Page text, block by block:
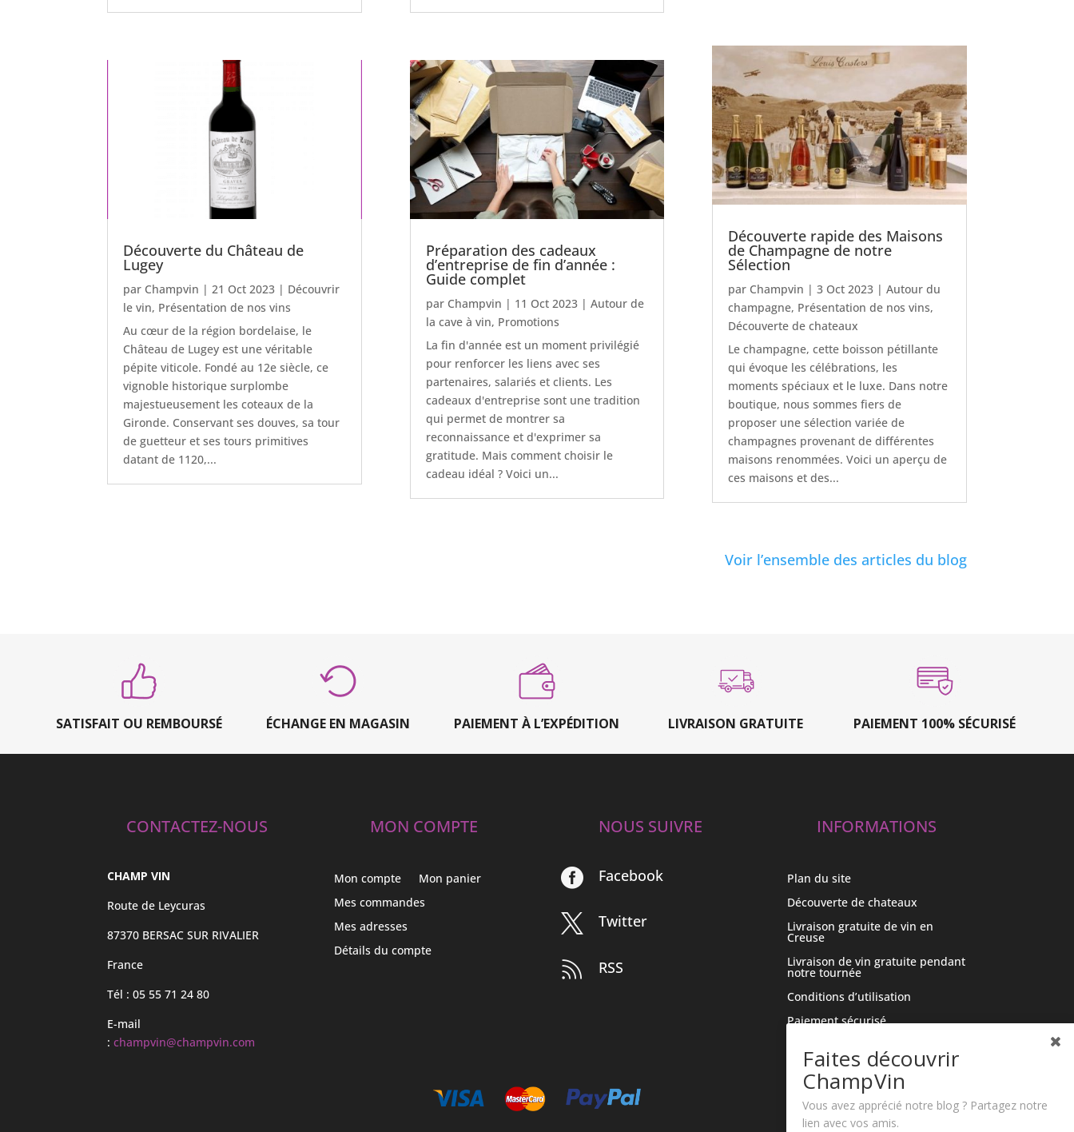
Découverte du Château de
Lugey
par Champvin |21 Oct 2023 | Découvrir
le vin, Présentation de nos vins
Au cœur de la région bordelaise, le
Château de Lugey est une véritable
pépite viticole. Fondé au 12e siècle, ce
vignoble historique surplombe
majestueusement les coteaux de la
Gironde. Conservant ses douves, sa tour
de guetteur et ses tours primitives
datant de 1120,...
Préparation des cadeaux
d’entreprise de fin d’année :
Guide complet
par Champvin | 11 Oct 2023| Autour de
la cave à vin, Promotions
La fin d'année est un moment privilégié
pour renforcer les liens avec ses
partenaires, salariés et clients. Les
cadeaux d'entreprise sont une tradition
qui permet de montrer sa
reconnaissance et d'exprimer sa
gratitude. Mais comment choisir le
cadeau idéal ? Voici un...
Découverte rapide des Maisons
de Champagne de notre
Sélection
par Champvin | 3 Oct 2023| Autour du
champagne, Présentation de nos vins,
Découverte de chateaux
Le champagne, cette boisson pétillante
qui évoque les célébrations, les
moments spéciaux et le luxe. Dans notre
boutique, nous sommes fiers de
proposer une sélection variée de
champagnes provenant de différentes
maisons renommées. Voici un aperçu de
ces maisons et des...
Voir l’ensemble des articles du blog
SATISFAIT OU REMBOURSÉ ÉCHANGE EN MAGASIN PAIEMENT À L’EXPÉDITION LIVRAISON GRATUITE PAIEMENT 100% SÉCURISÉ
CONTACTEZ-NOUS
CHAMP VIN
Route de Leycuras
87370 BERSAC SUR RIVALIER
France
Tél : 05 55 71 24 80
E-mail
: champvin@champvin.com
MON COMPTE
Mon compte
Mon panier
Mes commandes
Mes adresses
Détails du compte
NOUS SUIVRE
 Facebook
 Twitter
 RSS
INFORMATIONS
Plan du site
Découverte de chateaux
Livraison gratuite de vin en
Creuse
Livraison de vin gratuite pendant
notre tournée
Conditions d’utilisation
Paiement sécurisé
Faites découvrir
ChampVin
Vous avez apprécié notre blog ? Partagez notre
lien avec vos amis.